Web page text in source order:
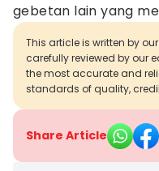
gebetan lain yang
This article is written by
carefully reviewed by our
the most accurate and
standards of quality,
Share Article